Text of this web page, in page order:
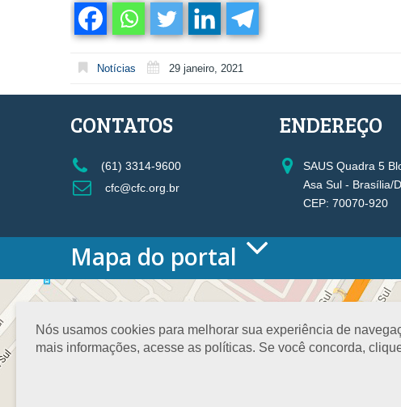
Notícias 29 janeiro, 2021
Nós usamos cookies para melhorar sua experiência de
mais informações, acesse as políticas. Se você concorda,
CONTATOS
(61) 3314-9600
cfc@cfc.org.br
ENDEREÇO
SAUS Quadra 5
Asa Sul - Brasília/
CEP: 70070-920
Mapa do portal
HOME
O CONSELHO
Conselho Diretor
Nossa Sede
Planejamento